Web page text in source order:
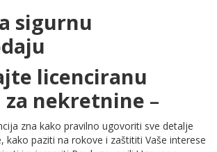
sigurnu
licenciranu
za nekretnine –
zna kako pravilno ugovoriti sve detalje
kako paziti na rokove i zaštititi Vaše interese